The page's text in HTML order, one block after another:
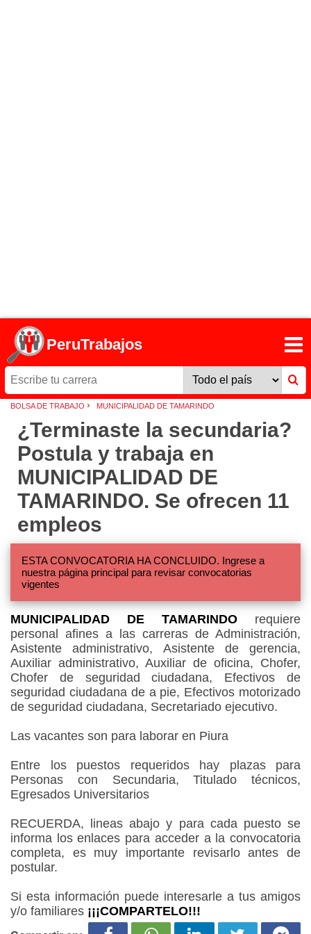
PeruTrabajos
BOLSA DE TRABAJO › MUNICIPALIDAD DE TAMARINDO
¿Terminaste la secundaria?
Postula y trabaja en
MUNICIPALIDAD DE
TAMARINDO. Se ofrecen 11
empleos
ESTA CONVOCATORIA HA CONCLUIDO. Ingrese a
nuestra página principal para revisar convocatorias
vigentes
MUNICIPALIDAD DE TAMARINDO requiere
personal afines a las carreras de Administración,
Asistente administrativo, Asistente de gerencia,
Auxiliar administrativo, Auxiliar de oficina, Chofer,
Chofer de seguridad ciudadana, Efectivos de
seguridad ciudadana de a pie, Efectivos motorizado
de seguridad ciudadana, Secretariado ejecutivo.
Las vacantes son para laborar en Piura
Entre los puestos requeridos hay plazas para
Personas con Secundaria, Titulado técnicos,
Egresados Universitarios
RECUERDA, lineas abajo y para cada puesto se
informa los enlaces para acceder a la convocatoria
completa, es muy importante revisarlo antes de
postular.
Si esta información puede interesarle a tus amigos
y/o familiares ¡¡¡COMPARTELO!!!